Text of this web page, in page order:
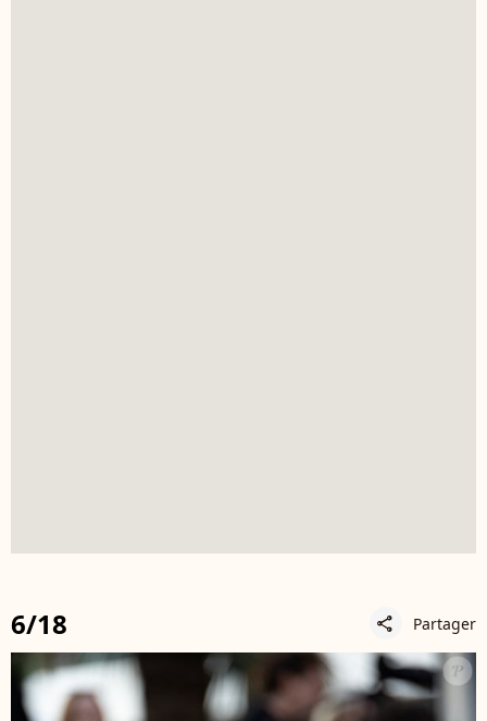
6/18 share Partager